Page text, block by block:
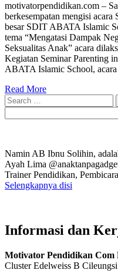
motivatorpendidikan.com –
berkesempatan mengisi acara
besar SDIT ABATA Islamic
tema “Mengatasi Dampak
Seksualitas Anak” acara
Kegiatan Seminar Parenting
ABATA Islamic School,
Read More
Search
for:
Namin AB Ibnu Solihin,
Ayah Lima
Trainer Pendidikan,
Selengkapnya disi
Informasi dan
Motivator Pendidikan Com
Cluster Edelweiss B